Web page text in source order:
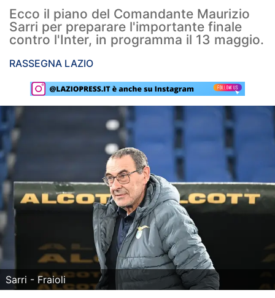
Primavera
Calciomercato
Lazio Women
Rassegna Lazio
Calcio
Serie A
Champions League
Europa League
Altri Sport
Formula 1
Ecco il piano del Comandante Maurizio
Sarri per preparare l'importante finale
contro l'Inter, in programma il 13 maggio.
RASSEGNA LAZIO
Sarri - Fraioli